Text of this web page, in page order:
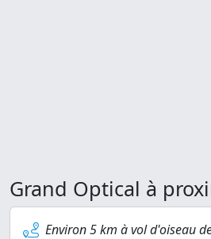
Grand Optical à
Environ 5 km à vol d'oiseau